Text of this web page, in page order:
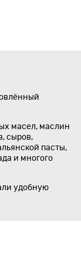
масел, маслин
сыров,
пасты,
и многого
удобную